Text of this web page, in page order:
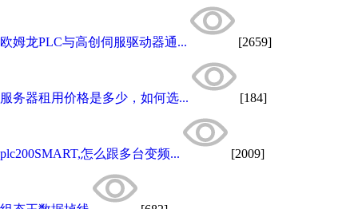
欧姆龙PLC与高创伺服驱动器通... [2659]
服务器租用价格是多少，如何选... [184]
plc200SMART,怎么跟多台变频... [2009]